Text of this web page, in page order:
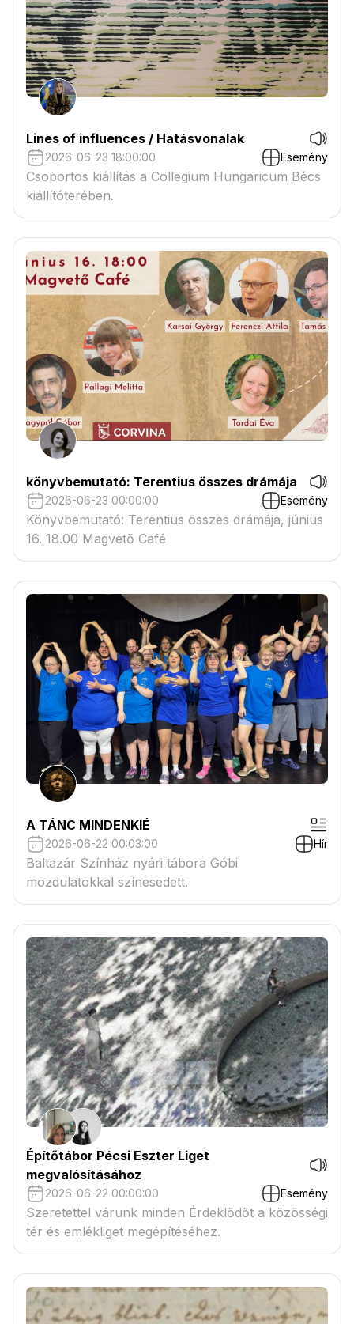
Lines of influences / Hatásvonalak
2026-06-23 18:00:00 Esemény
Csoportos kiállítás a Collegium Hungaricum Bécs
kiállítóterében.
könyvbemutató: Terentius összes drámája
2026-06-23 00:00:00 Esemény
Könyvbemutató: Terentius összes drámája, június
16. 18.00 Magvető Café
A TÁNC MINDENKIÉ
2026-06-22 00:03:00 Hír
Baltazár Színház nyári tábora Góbi
mozdulatokkal színesedett.
Építőtábor Pécsi Eszter Liget
megvalósításához
2026-06-22 00:00:00 Esemény
Szeretettel várunk minden Érdeklődőt a közösségi
tér és emlékliget megépítéséhez.